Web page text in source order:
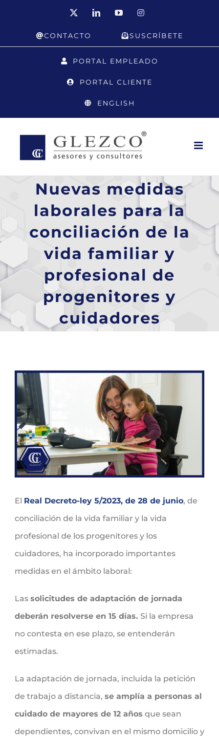
LinkedInYouTubeInstagram
CONTACTO SUSCRÍBETE
PORTAL EMPLEADO
PORTAL CLIENTE
ENGLISH
Nuevas medidas
laborales para la
conciliación de la
vida familiar y
profesional de
progenitores y
cuidadores
Ver
imagen
más
grande
El Real Decreto-ley 5/2023, de 28 de junio, de
conciliación de la vida familiar y la vida
profesional de los progenitores y los
cuidadores, ha incorporado importantes
medidas en el ámbito laboral:
Las solicitudes de adaptación de jornada
deberán resolverse en 15 días. Si la empresa
no contesta en ese plazo, se entenderán
estimadas.
La adaptación de jornada, incluida la petición
de trabajo a distancia, se amplía a personas al
cuidado de mayores de 12 años que sean
dependientes, convivan en el mismo domicilio y